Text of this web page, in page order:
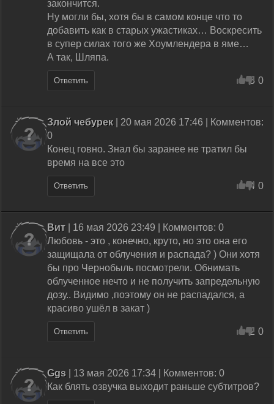
закончится.
Ну могли бы, хотя бы в самом конце что то
добавить как в старых ужастиках… Воскресить
в супер силах того же Хоумлендера в яме…
А так, Шляпа.
Ответить 5 0
Злой чебурек| 20 мая 2026 17:46 | Комментов:
0
Конец говно. Знал бы заранее не тратил бы
время на все это
Ответить 4 0
Вит | 16 мая 2026 23:49 | Комментов: 0
Любовь - это , конечно, круто, но это она его
защищала от облучения и распада? ) Они хотя
бы про Чернобыль посмотрели. Обнимать
облученное нечто и не получить запредельную
дозу.. Видимо ,поэтому он не распадался, а
красиво ушёл в закат )
Ответить 2 0
Ggs | 13 мая 2026 17:34 | Комментов: 0
Как блять озвучка выходит раньше субтитров?